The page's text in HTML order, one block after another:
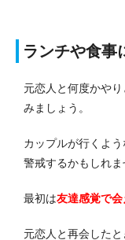
ランチや食事
元恋人と何度かや
みましょう。
カップルが行くよ
警戒するかもしれま
最初は友達感覚で
元恋人と再会した